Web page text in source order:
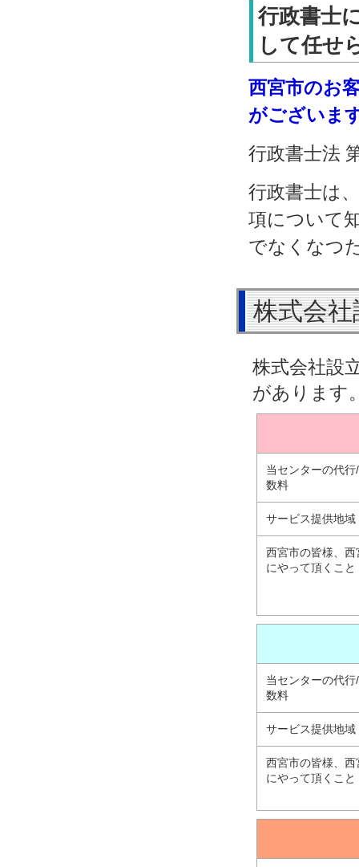
行政書士
して任せ
西宮市のお
がございま
行政書士法
行政書士は
項について
でなくなつ
株式会
株式会社設
があります
当センターの代
数料
サービス提供地域
西宮市の皆様、
にやって頂くこと
当センターの代
数料
サービス提供地域
西宮市の皆様、
にやって頂くこと